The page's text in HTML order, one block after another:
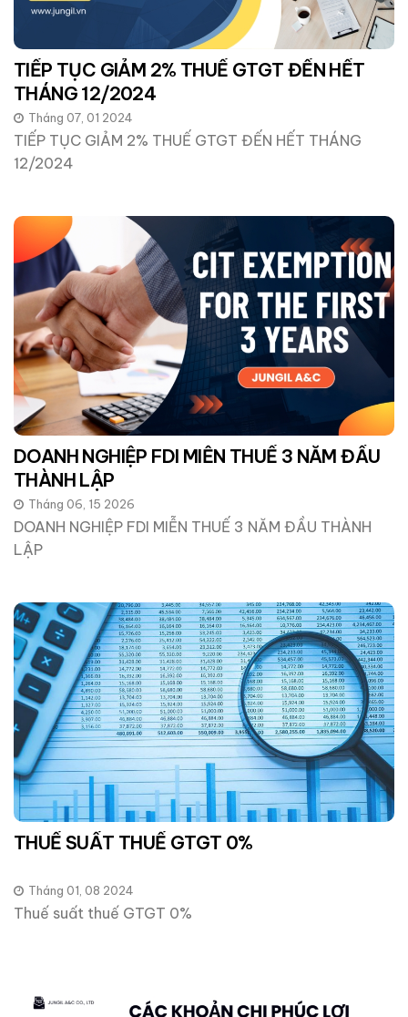
TIẾP TỤC GIẢM 2% THUẾ GTGT ĐẾN HẾT
THÁNG 12/2024
Tháng 07, 01 2024
TIẾP TỤC GIẢM 2% THUẾ GTGT ĐẾN HẾT THÁNG
12/2024
DOANH NGHIỆP FDI MIỄN THUẾ 3 NĂM ĐẦU
THÀNH LẬP
Tháng 06, 15 2026
DOANH NGHIỆP FDI MIỄN THUẾ 3 NĂM ĐẦU THÀNH
LẬP
THUẾ SUẤT THUẾ GTGT 0%
Tháng 01, 08 2024
Thuế suất thuế GTGT 0%